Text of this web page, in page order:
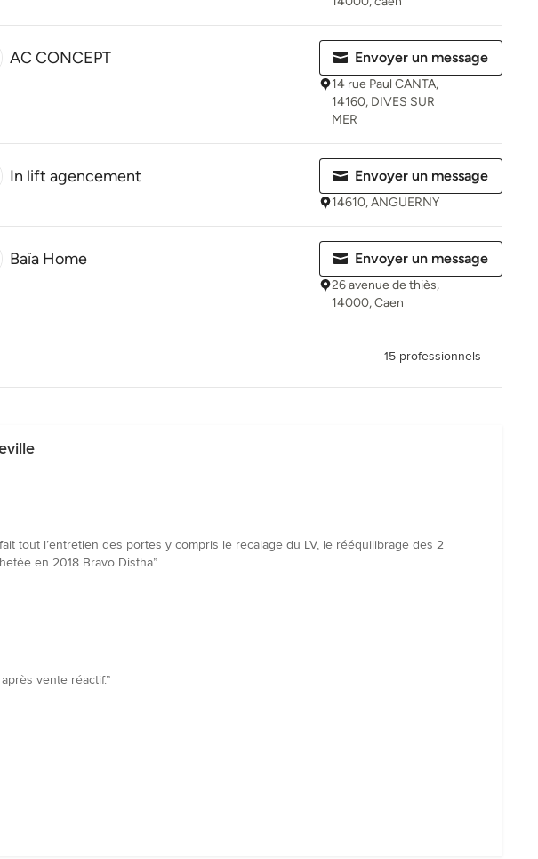
AC CONCEPT Envoyer un message
14 rue Paul CANTA,
14160, DIVES SUR
MER
In lift agencement Envoyer un message
14610, ANGUERNY
Baïa Home Envoyer un message
26 avenue de thiès,
14000, Caen
15 professionnels
tout l’entretien des portes y compris le recalage du LV, le rééquilibrage des 2
en 2018 Bravo Distha”
vente réactif.”